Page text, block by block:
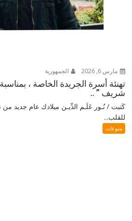
مارس 6, 2026 الجمهورية
تهنئة أسرة الجريدة الخاصة ،
شريف ” ..
كَتبت / نُـور عَلَـم الدِّيـن ميلادك عام جديد من
للقلب...
منوعات